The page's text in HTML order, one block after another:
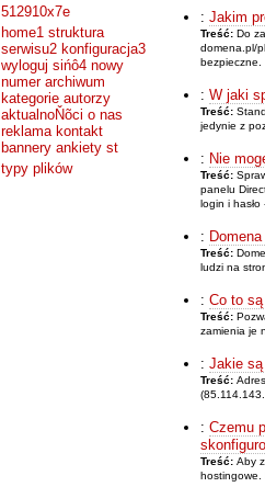
512910x7e
home1 struktura
serwisu2 konfiguracja3
wyloguj sińô4 nowy
numer archiwum
kategorie autorzy
aktualnoŇõci o nas
reklama kontakt
bannery ankiety st
typy plików
: Jakim
Treść: Do
domena.pl/
bezpieczne.
: W jaki
Treść:
jedynie z
: Nie
Treść:
panelu
login i hasło -
:
Treść:
ludzi na
: Co to
Treść:
zamienia je
: Jakie są
Treść:
: Czemu
Treść: Aby
hostingowe.